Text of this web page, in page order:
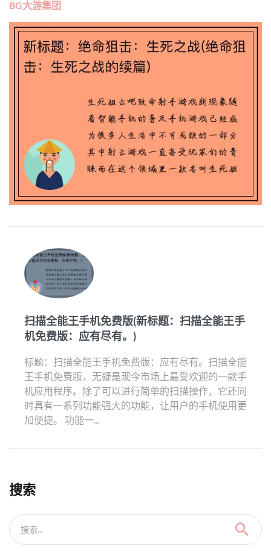
BG大游集团
扫描全能王手机免费版(新标题：扫描全能王手
机免费版：应有尽有。)
标题：扫描全能王手机免费版：应有尽有。扫描全能
王手机免费版，无疑是现今市场上最受欢迎的一款手
机应用程序。除了可以进行简单的扫描操作，它还同
时具有一系列功能强大的功能，让用户的手机使用更
加便捷。 功能一...
搜索
搜索...